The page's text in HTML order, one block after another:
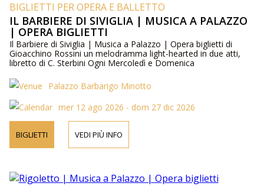
BIGLIETTI PER OPERA E BALLETTO
IL BARBIERE DI SIVIGLIA | MUSICA A PALAZZO
| OPERA BIGLIETTI
Il Barbiere di Siviglia | Musica a Palazzo | Opera biglietti di
Gioacchino Rossini un melodramma light-hearted in due atti,
libretto di C. Sterbini Ogni Mercoledì e Domenica
Palazzo Barbarigo Minotto
mer 12 ago 2026 - dom 27 dic 2026
BIGLIETTI VEDI PIÙ INFO